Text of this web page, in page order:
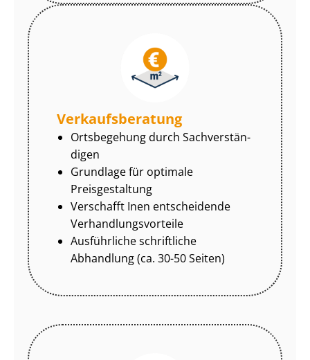
Ver­kaufs­be­ra­tung
Ortsbegehung durch Sach­ver­stän­
di­gen
Grundlage für optimale
Preisgestaltung
Verschafft Inen entscheidende
Ver­hand­lungs­vor­tei­le
Ausführliche schriftliche
Abhandlung (ca. 30-50 Seiten)